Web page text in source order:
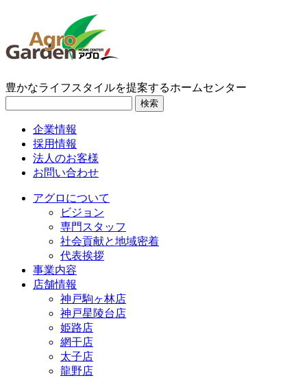
豊かなライフスタイルを提案するホームセンター
検索
企業情報
採用情報
法人のお客様
お問い合わせ
アグロについて
ビジョン
専門スタッフ
社会貢献と地域密着
代表挨拶
事業内容
店舗情報
神戸駒ヶ林店
神戸星陵台店
姫路店
網干店
太子店
龍野店